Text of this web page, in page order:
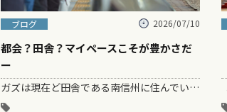
ブログ 2026/07/10
都会？田舎？マイペースこそが豊かさだ
ー
ガズは現在ど田舎である南信州に住んでいるのですけど、たまには〜都内で用事があったりして、上京します。。。。そう、“大東京江戸”をうろつく。。。 車…